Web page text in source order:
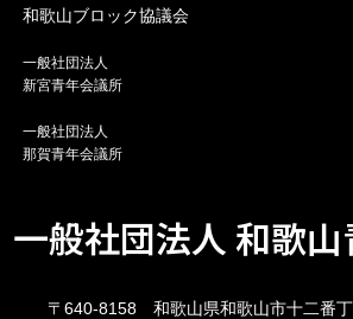
和歌山ブロック協議会
一般社団法人
新宮青年会議所
一般社団法人
那賀青年会議所
一般社団法人 和歌
〒640-8158 和歌山県和歌山市十二番